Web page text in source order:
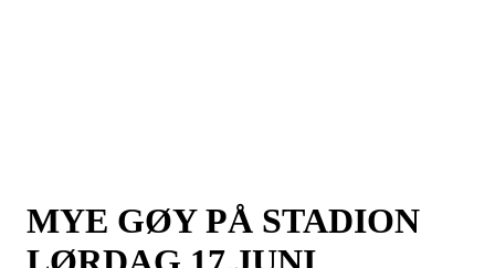
MYE GØY PÅ STADION